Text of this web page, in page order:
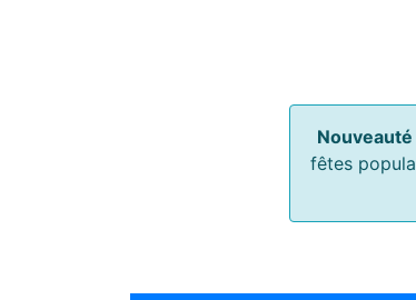
Nouveauté
fêtes